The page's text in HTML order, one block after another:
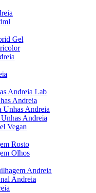
Gel
Andreia Lab
Andreia
Unhas Andreia
Andreia
Vegan
Rosto
Olhos
Andreia
Andreia